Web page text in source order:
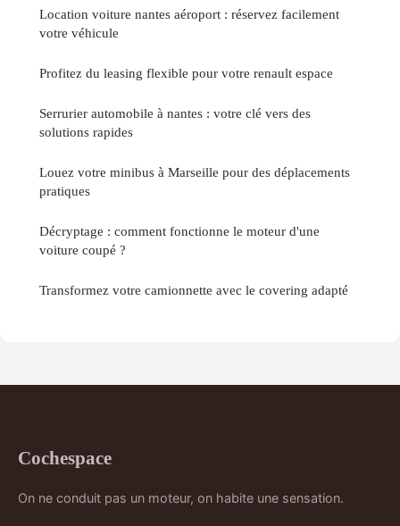
Location voiture nantes aéroport : réservez facilement
votre véhicule
Profitez du leasing flexible pour votre renault espace
Serrurier automobile à nantes : votre clé vers des
solutions rapides
Louez votre minibus à Marseille pour des déplacements
pratiques
Décryptage : comment fonctionne le moteur d'une
voiture coupé ?
Transformez votre camionnette avec le covering adapté
Cochespace
On ne conduit pas un moteur, on habite une sensation.